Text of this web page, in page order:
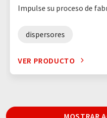
Impulse su proceso de
dispersores
VER PRODUCTO
MOSTRAR